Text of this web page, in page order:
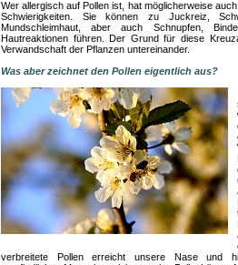
Wer allergisch auf Pollen ist, hat möglicherweise
Schwierigkeiten. Sie können zu Juckreiz,
Mundschleimhaut, aber auch Schnupfen,
Hautreaktionen führen. Der Grund für diese
Verwandschaft der Pflanzen untereinander.
Was aber zeichnet den Pollen eigentlich aus?
verbreitete Pollen erreicht unsere Nase und